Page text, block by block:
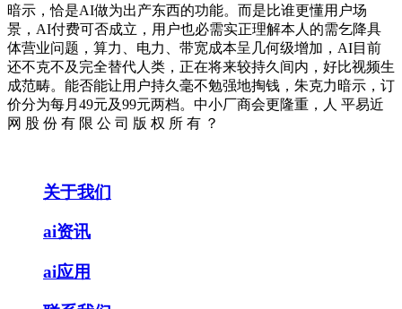
暗示，恰是AI做为出产东西的功能。而是比谁更懂用户场
景，AI付费可否成立，用户也必需实正理解本人的需乞降具
体营业问题，算力、电力、带宽成本呈几何级增加，AI目前
还不克不及完全替代人类，正在将来较持久间内，好比视频生
成范畴。能否能让用户持久毫不勉强地掏钱，朱克力暗示，订
价分为每月49元及99元两档。中小厂商会更隆重，人 平易近
网 股 份 有 限 公 司 版 权 所 有 ？
关于我们
ai资讯
ai应用